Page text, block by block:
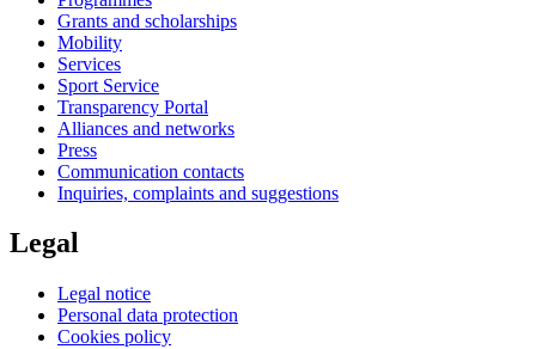
Grants and scholarships
Mobility
Services
Sport Service
Transparency Portal
Alliances and networks
Press
Communication contacts
Inquiries, complaints and suggestions
Legal
Legal notice
Personal data protection
Cookies policy